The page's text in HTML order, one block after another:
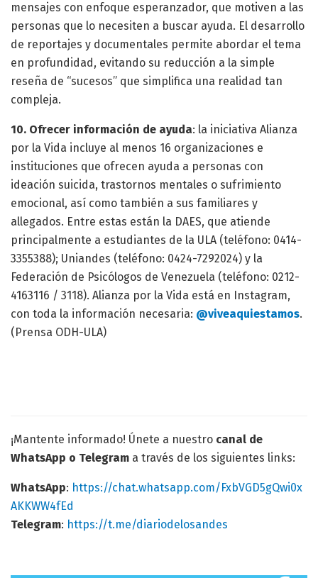
mensajes con enfoque esperanzador, que motiven a las
personas que lo necesiten a buscar ayuda. El desarrollo
de reportajes y documentales permite abordar el tema
en profundidad, evitando su reducción a la simple
reseña de “sucesos” que simplifica una realidad tan
compleja.
10. Ofrecer información de ayuda: la iniciativa Alianza
por la Vida incluye al menos 16 organizaciones e
instituciones que ofrecen ayuda a personas con
ideación suicida, trastornos mentales o sufrimiento
emocional, así como también a sus familiares y
allegados. Entre estas están la DAES, que atiende
principalmente a estudiantes de la ULA (teléfono: 0414-
3355388); Uniandes (teléfono: 0424-7292024) y la
Federación de Psicólogos de Venezuela (teléfono: 0212-
4163116 / 3118). Alianza por la Vida está en Instagram,
con toda la información necesaria: @viveaquiestamos.
(Prensa ODH-ULA)
¡Mantente informado! Únete a nuestro canal de
WhatsApp o Telegram a través de los siguientes links:
WhatsApp: https://chat.whatsapp.com/FxbVGD5gQwi0x
AKKWW4fEd
Telegram: https://t.me/diariodelosandes